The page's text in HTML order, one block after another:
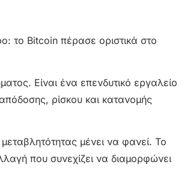
το Bitcoin πέρασε οριστικά στο
Είναι ένα επενδυτικό εργαλείο
ρίσκου και κατανομής
μένει να φανεί. Το
που συνεχίζει να διαμορφώνει